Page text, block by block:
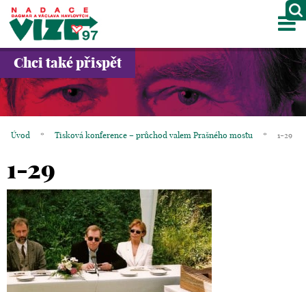
O NÁS
PROJEKTY
KONTAKTY
OBCHOD
KOŠÍK
EN
Chci také přispět
Úvod * Tisková konference – průchod valem Prašného mostu * 1-29
1-29